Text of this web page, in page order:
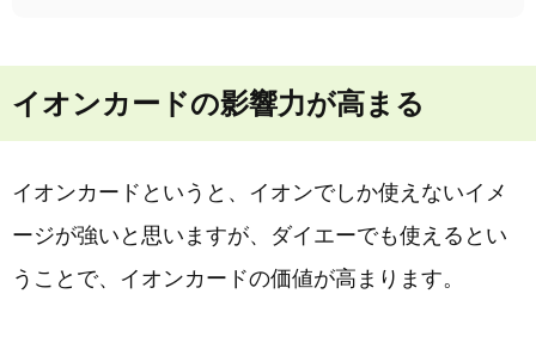
イオンカードの影響力が高まる
イオンカードというと、イオンでしか使えないイメ
ージが強いと思いますが、ダイエーでも使えるとい
うことで、イオンカードの価値が高まります。